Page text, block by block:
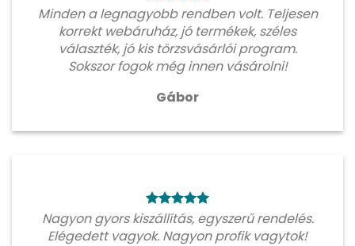
Minden a legnagyobb rendben volt. Teljesen
korrekt webáruház, jó termékek, széles
választék, jó kis törzsvásárlói program.
Sokszor fogok még innen vásárolni!
Gábor
Nagyon gyors kiszállítás, egyszerű rendelés.
Elégedett vagyok. Nagyon profik vagytok!